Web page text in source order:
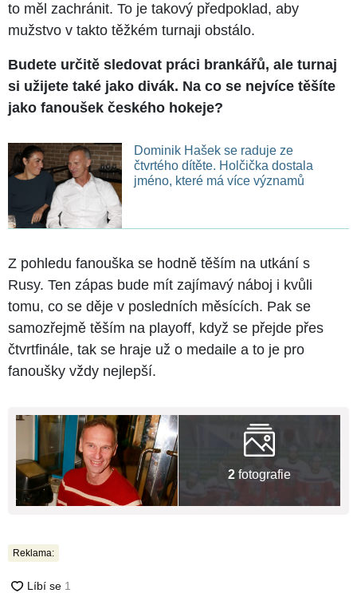
to měl zachránit. To je takový předpoklad, aby
mužstvo v takto těžkém turnaji obstálo.
Budete určitě sledovat práci brankářů, ale turnaj
si užijete také jako divák. Na co se nejvíce těšíte
jako fanoušek českého hokeje?
Dominik Hašek se raduje ze
čtvrtého dítěte. Holčička dostala
jméno, které má více významů
Z pohledu fanouška se hodně těším na utkání s
Rusy. Ten zápas bude mít zajímavý náboj i kvůli
tomu, co se děje v posledních měsících. Pak se
samozřejmě těším na playoff, když se přejde přes
čtvrtfinále, tak se hraje už o medaile a to je pro
fanoušky vždy nejlepší.
2 fotografie
Reklama: